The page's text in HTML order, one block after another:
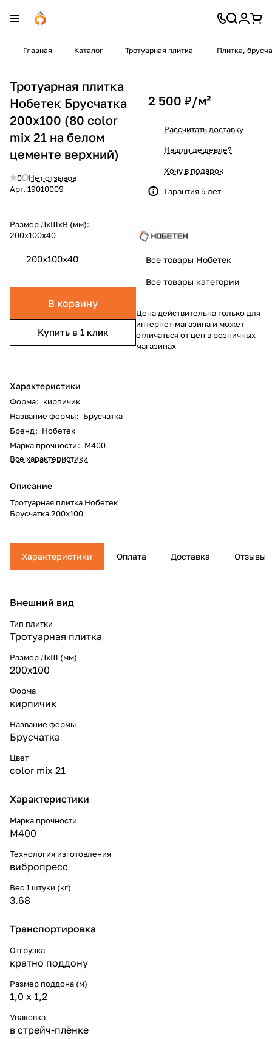
Главная Каталог Тротуарная плитка Плитка,
Тротуарная плитка
Нобетек Брусчатка
200х100 (80 color
mix 21 на белом
цементе верхний)
0
Нет отзывов
Арт. 19010009
Размер ДхШхВ (мм):
200х100х40
200х100х40
В корзину
Купить в 1 клик
Характеристики
Форма: кирпичик
Название формы: Брусчатка
Бренд: Нобетек
Марка прочности: М400
Все характеристики
Описание
Тротуарная плитка Нобетек
Брусчатка 200х100
2 500 ₽/м²
Рассчитать доставку
Нашли дешевле?
Хочу в подарок
Гарантия 5 лет
Все товары Нобетек
Все товары категории
Цена действительна только для
интернет-магазина и может
отличаться от цен в розничных
магазинах
Характеристики Оплата Доставка Отзывы
Внешний вид
Тип плитки
Тротуарная плитка
Размер ДхШ (мм)
200х100
Форма
кирпичик
Название формы
Брусчатка
Цвет
color mix 21
Характеристики
Марка прочности
М400
Технология изготовления
вибропресс
Вес 1 штуки (кг)
3.68
Транспортировка
Отгрузка
кратно поддону
Размер поддона (м)
1,0 х 1,2
Упаковка
в стрейч-плёнке